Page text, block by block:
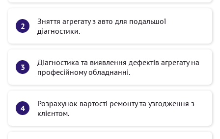
Зняття агрегату з авто для подальшої
діагностики.
Діагностика та виявлення дефектів агрегату на
професійному обладнанні.
Розрахунок вартості ремонту та узгодження з
клієнтом.